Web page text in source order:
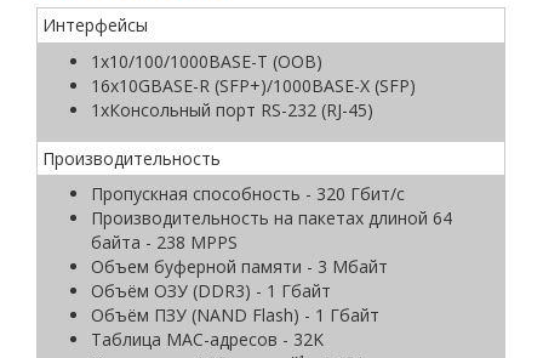
Интерфейсы
1х10/100/1000BASE-T (ООВ)
16х10GBASE-R (SFP+)/1000BASE-X (SFP)
1xКонсольный порт RS-232 (RJ-45)
Производительность
Пропускная способность - 320 Гбит/c
Производительность на пакетах длиной 64
байта - 238 MPPS
Объем буферной памяти - 3 Мбайт
Объём ОЗУ (DDR3) - 1 Гбайт
Объём ПЗУ (NAND Flash) - 1 Гбайт
Таблица MAC-адресов - 32K